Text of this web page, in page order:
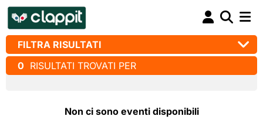
FILTRA RISULTATI
0 RISULTATI TROVATI PER
Non ci sono eventi disponibili